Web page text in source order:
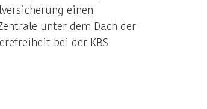
einen
unter dem Dach der
bei der KBS